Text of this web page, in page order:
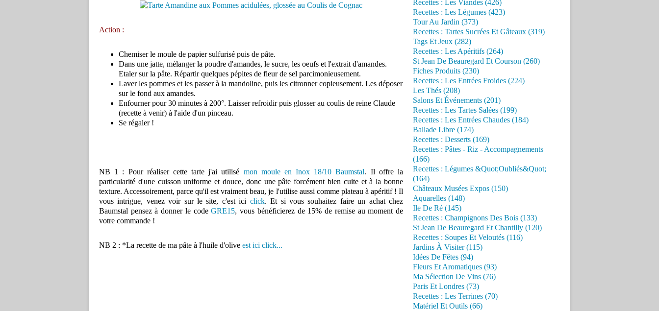
Action :
Chemiser le moule de papier sulfurisé puis de pâte.
Dans une jatte, mélanger la poudre d'amandes, le sucre, les oeufs et l'extrait d'amandes.
Etaler sur la pâte. Répartir quelques pépites de fleur de sel parcimonieusement.
Laver les pommes et les passer à la mandoline, puis les citronner copieusement. Les déposer
sur le fond aux amandes.
Enfourner pour 30 minutes à 200°. Laisser refroidir puis glosser au coulis de reine Claude
(recette à venir) à l'aide d'un pinceau.
Se régaler !
NB 1 : Pour réaliser cette tarte j'ai utilisé mon moule en Inox 18/10 Baumstal. Il offre la
particularité d'une cuisson uniforme et douce, donc une pâte forcément bien cuite et à la bonne
texture. Accessoirement, parce qu'il est vraiment beau, je l'utilise aussi comme plateau à apéritif ! Il
vous intrigue, venez voir sur le site, c'est ici click. Et si vous souhaitez faire un achat chez
Baumstal pensez à donner le codeGRE15, vous bénéficierez de 15% de remise au moment de
votre commande !
NB 2 : *La recette de ma pâte à l'huile d'olive est ici click...
Recettes : Les Viandes (426)
Recettes : Les Légumes (423)
Tour Au Jardin (373)
Recettes : Tartes Sucrées Et Gâteaux (319)
Tags Et Jeux (282)
Recettes : Les Apéritifs (264)
St Jean De Beauregard Et Courson (260)
Fiches Produits (230)
Recettes : Les Entrées Froides (224)
Les Thés (208)
Salons Et Événements (201)
Recettes : Les Tartes Salées (199)
Recettes : Les Entrées Chaudes (184)
Ballade Libre (174)
Recettes : Desserts (169)
Recettes : Pâtes - Riz - Accompagnements
(166)
Recettes : Légumes &Quot;Oubliés&Quot;
(164)
Châteaux Musées Expos (150)
Aquarelles (148)
Ile De Ré (145)
Recettes : Champignons Des Bois (133)
St Jean De Beauregard Et Chantilly (120)
Recettes : Soupes Et Veloutés (116)
Jardins À Visiter (115)
Idées De Fêtes (94)
Fleurs Et Aromatiques (93)
Ma Sélection De Vins (76)
Paris Et Londres (73)
Recettes : Les Terrines (70)
Matériel Et Outils (66)